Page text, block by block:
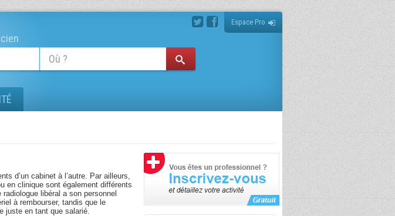
Espace Pro
d’un cabinet à l’autre. Par ailleurs,
en clinique sont également différents
libéral a son personnel
à rembourser, tandis que le
juste en tant que salarié.